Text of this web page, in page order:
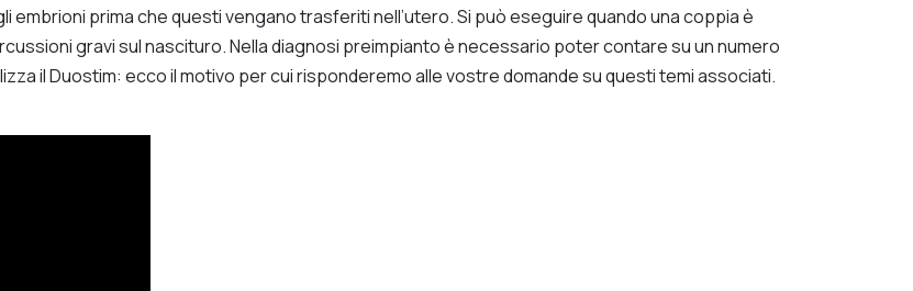
embrioni prima che questi vengano trasferiti nell’utero. Si può eseguire quando una coppia è
gravi sul nascituro. Nella diagnosi preimpianto è necessario poter contare su un numero
il Duostim: ecco il motivo per cui risponderemo alle vostre domande su questi temi associati.